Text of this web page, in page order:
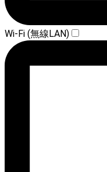
Wi-Fi (無線LAN)